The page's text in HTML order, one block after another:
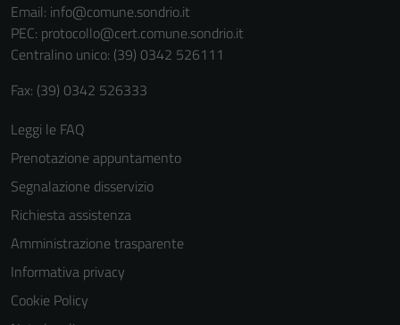
Email: info@comune.sondrio.it
PEC: protocollo@cert.comune.sondrio.it
Centralino unico: (39) 0342 526111
Fax: (39) 0342 526333
Leggi le FAQ
Prenotazione appuntamento
Segnalazione disservizio
Richiesta assistenza
Amministrazione trasparente
Informativa privacy
Cookie Policy